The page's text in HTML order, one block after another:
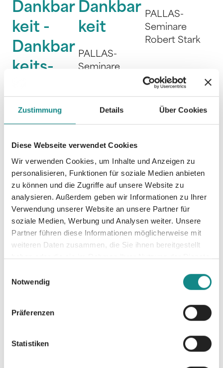
Zustimmung Details Über Cookies
Diese Webseite verwendet Cookies
Wir verwenden Cookies, um Inhalte und Anzeigen zu
personalisieren, Funktionen für soziale Medien anbieten
zu können und die Zugriffe auf unsere Website zu
analysieren. Außerdem geben wir Informationen zu Ihrer
Verwendung unserer Website an unsere Partner für
soziale Medien, Werbung und Analysen weiter. Unsere
Partner führen diese Informationen möglicherweise mit
weiteren Daten zusammen, die Sie ihnen bereitgestellt
haben oder die sie im Rahmen Ihrer Nutzung der Dienste
Notwendig
Präferenzen
Statistiken
Dankbar
keit -
Dankbar
keits-
h
Seminare
Robert Stark
Dankbar
keit
PALLAS-
Seminare
PALLAS-
Seminare
Robert Stark
ruch -
Wellen!